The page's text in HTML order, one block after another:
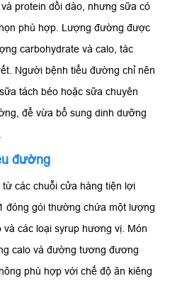
protein dồi dào, nhưng sữa có
phù hợp. Lượng đường được
carbohydrate và calo, tác
Người bệnh tiểu đường chỉ nên
tách béo hoặc sữa chuyên
để vừa bổ sung dinh dưỡng
đường
các chuỗi cửa hàng tiện lợi
đóng gói thường chứa một lượng
các loại syrup hương vị. Món
calo và đường tương đương
phù hợp với chế độ ăn kiêng